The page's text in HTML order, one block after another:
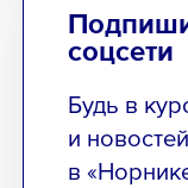
соцсети
Будь в
и
в